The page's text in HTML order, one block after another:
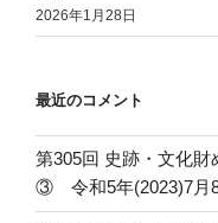
2026年1月28日
最近のコメント
第305回 史跡・文化
③ 令和5年(2023)7月